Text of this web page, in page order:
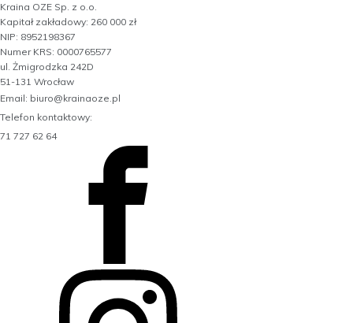
Kraina OZE Sp. z o.o.
Kapitał zakładowy: 260 000 zł
NIP: 8952198367
Numer KRS: 0000765577
ul. Żmigrodzka 242D
51-131 Wrocław
Email: biuro@krainaoze.pl
Telefon kontaktowy:
71 727 62 64